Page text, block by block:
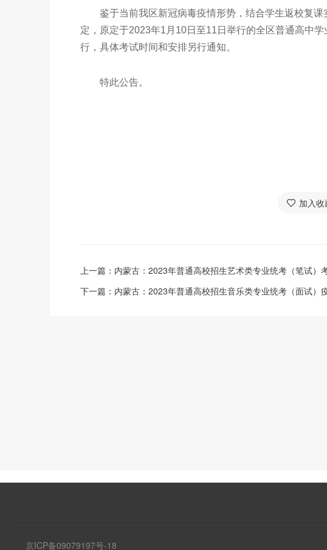
鉴于当前我区新冠病毒疫情形势，结合学生返校复课
定，原定于2023年1月10日至11日举行的全区普通高中
行，具体考试时间和安排另行通知。
特此公告。
加入收
上一篇： 内蒙古：2023年普通高校招生艺术类专业统考（笔试）
下一篇： 内蒙古：2023年普通高校招生音乐类专业统考（面试）
京ICP备09079197号-18